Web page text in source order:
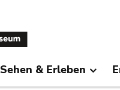
Sehen & Erleben